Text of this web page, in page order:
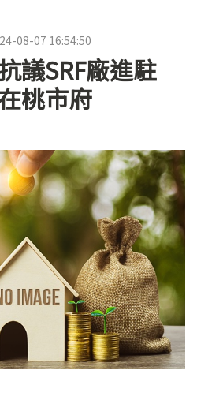
08-07 16:54:50
議SRF廠進駐
桃市府